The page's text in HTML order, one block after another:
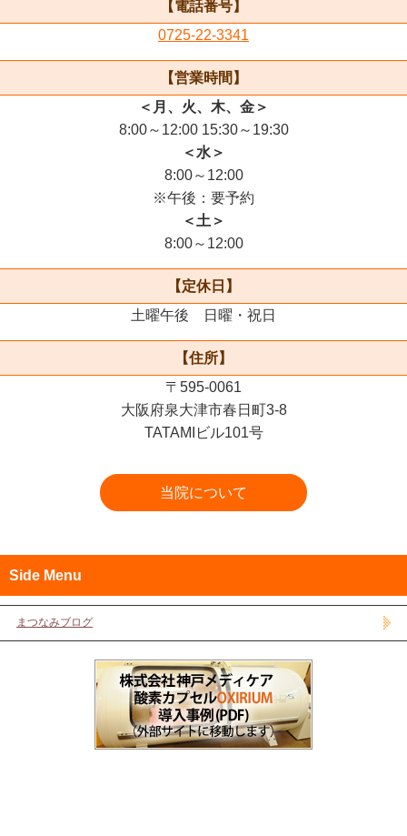
【電話番号】
0725-22-3341
【営業時間】
＜月、火、木、金＞
8:00～12:00 15:30～19:30
＜水＞
8:00～12:00
※午後：要予約
＜土＞
8:00～12:00
【定休日】
土曜午後 日曜・祝日
【住所】
〒595-0061
大阪府泉大津市春日町3-8
TATAMIビル101号
当院について
Side Menu
まつなみブログ